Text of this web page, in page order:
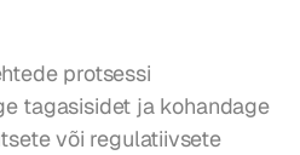
protsessi
tagasisidet ja kohandage
või regulatiivsete